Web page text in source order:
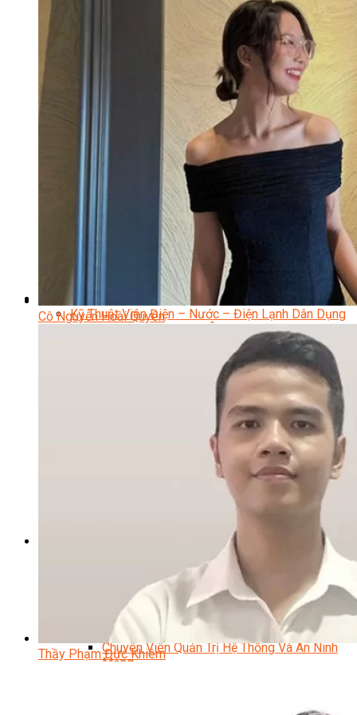
Học Piano Đệm Hát
Học Đàn Guitar
Học Guitar Đệm Hát
Học Electric Guitar (Guitar Điện)
Học Electric Guitar Cover
Học Đánh Trống Jazz
Học Thanh Nhạc
Học Thanh Nhạc Trẻ Em
Học Hát Hay Như Thần Tượng
Học K-POP Dance
Học Nhảy Hiện Đại
Chuyên Đề Tiktok Dance
Kỹ Thuật Viên Điện – Nước – Điện Lạnh Dân Dụng
Kỹ Thuật Viên Điện Lạnh Ô Tô
Kỹ Thuật Viên Điện – Điện Tử Ô Tô Cơ Bản
Kỹ Thuật Viên Điện Lạnh Dân Dụng
Kỹ Thuật Viên Điện Dân Dụng
Kỹ Thuật Viên Điện Công Nghiệp
Nghiệp Vụ Tư Vấn & Giám Sát MEP
Sửa Chữa Điện Lạnh Dân Dụng
Chuyên Viên Chẩn Đoán ECU
Kỹ Thuật Viên Đại Tu Hộp Số Tự Động Chuyên Sâu
Kỹ Thuật Quấn Dây Và Sửa Chữa Máy Điện
Thiết Kế Lắp Đặt Hệ Thống Điện Năng Lượng Mặt
Kỹ Thuật Viên Điện Tử Chuyên Ngành Điện – Điện
Quản Trị & Phát Triển Doanh Nghiệp
Giám Đốc Nhân Sự Chuyên Nghiệp
Quản Lý Cấp Trung Chuyên Nghiệp
Công Nghệ Thông Tin
Chuyên Viên Quản Trị Vận Hành Hệ Thống
An Ninh Mạng (Network Security)
Chuyên Viên Quản Trị Hệ Thống Và An Ninh
Mạng
Cô Nguyễn Hoài Quyên
Thầy Phạm Đức Khiêm